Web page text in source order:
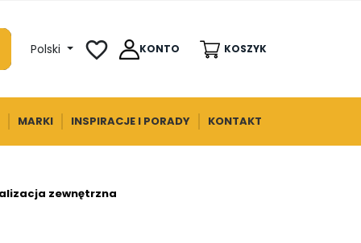
Polski favorite_border KONTO KOSZYK
MARKI INSPIRACJE I PORADY KONTAKT
zewnętrzna